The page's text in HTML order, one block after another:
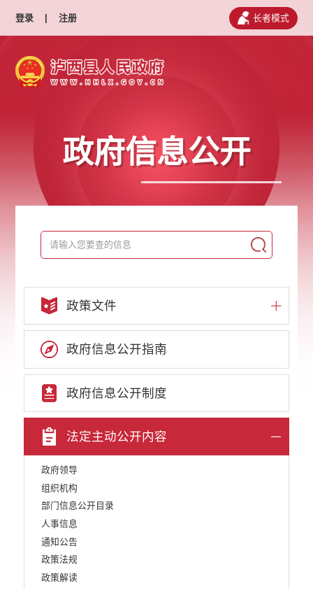
登录 | 注册 长者模式
政府信息公开
政策文件
政府信息公开指南
政府信息公开制度
法定主动公开内容
政府领导
组织机构
部门信息公开目录
人事信息
通知公告
政策法规
政策解读